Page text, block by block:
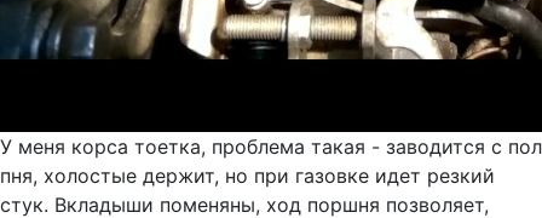
У меня корса тоетка, проблема такая - заводится с пол
пня, холостые держит, но при газовке идет резкий
стук. Вкладыши поменяны, ход поршня позволяет,